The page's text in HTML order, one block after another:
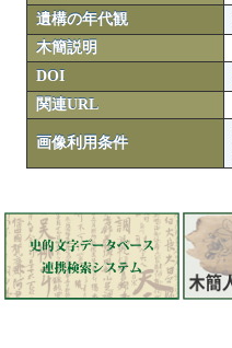
遺構の年代観
木簡説明
DOI
関連URL
画像利用条件